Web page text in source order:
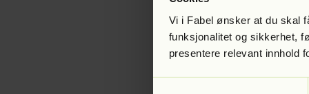
Vi i Fabel ønsker at du skal
funksjonalitet og sikkerhet,
presentere relevant innhold
Application